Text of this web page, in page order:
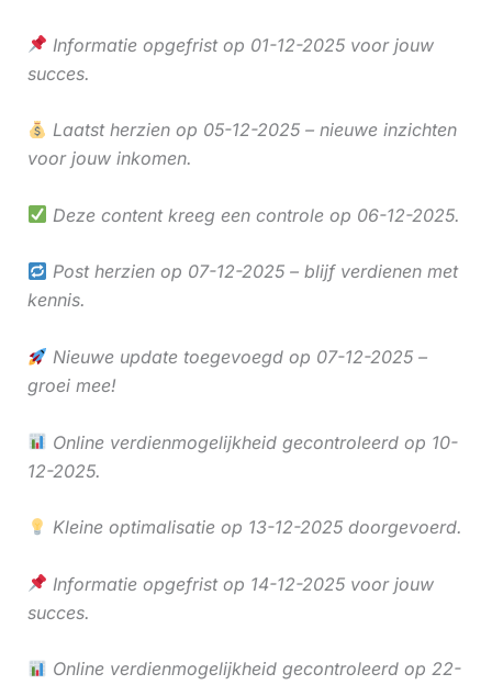
Informatie opgefrist op 01-12-2025 voor jouw
succes.
Laatst herzien op 05-12-2025 – nieuwe inzichten
voor jouw inkomen.
Deze content kreeg een controle op 06-12-2025.
Post herzien op 07-12-2025 – blijf verdienen met
kennis.
Nieuwe update toegevoegd op 07-12-2025 –
groei mee!
Online verdienmogelijkheid gecontroleerd op 10-
12-2025.
Kleine optimalisatie op 13-12-2025 doorgevoerd.
Informatie opgefrist op 14-12-2025 voor jouw
succes.
Online verdienmogelijkheid gecontroleerd op 22-